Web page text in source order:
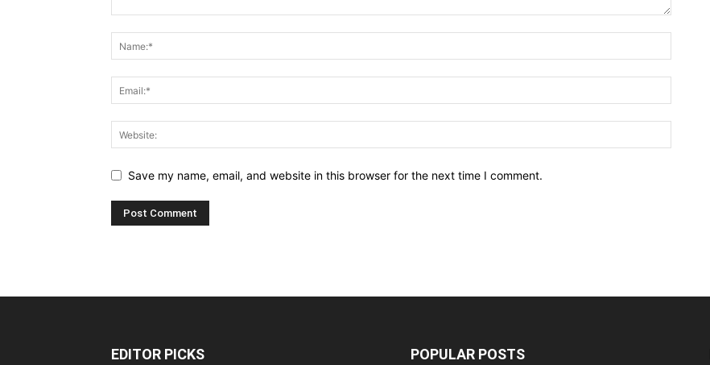
Save my name, email, and website in this browser for the next time I comment.
EDITOR PICKS POPULAR POSTS